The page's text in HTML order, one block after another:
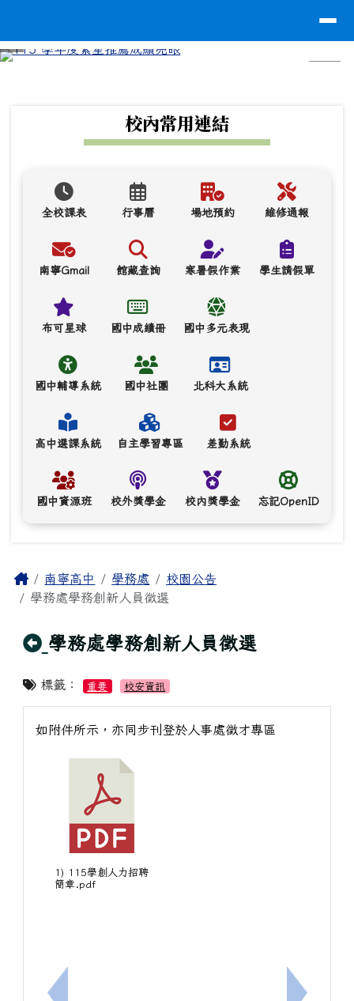
校內常用連結
全校課表 行事曆 場地預約 維修通報
南寧Gmail 館藏查詢 寒暑假作業 學生請假單
布可星球 國中成績冊 國中多元表現
國中輔導系統 國中社團 北科大系統
高中選課系統 自主學習專區 差勤系統
國中資源班 校外獎學金 校內獎學金 忘記OpenID
主內容區域
Home南寧高中 學務處
校園公告
學務處學務創新人員徵選
回上頁
學務處學務創新人員徵選
標籤： 重要 校安資訊
如附件所示，亦同步刊登於人事處徵才專區
1) 115學創人力招聘
簡章.pdf